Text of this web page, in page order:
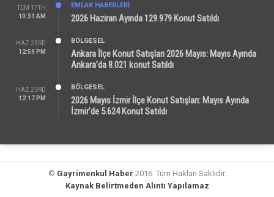
TEM 17TH
10:31 AM
EMLAK HABERLERI
2026 Haziran Ayında 129.979 Konut Satıldı
HAZ 23RD
12:59 PM
BÖLGESEL
Ankara İlçe Konut Satışları 2026 Mayıs: Mayıs Ayında
Ankara’da 8.021 konut Satıldı
HAZ 23RD
12:17 PM
BÖLGESEL
2026 Mayıs İzmir İlçe Konut Satışları: Mayıs Ayında
İzmir’de 5.624 Konut Satıldı
© Gayrimenkul Haber 2016. Tüm Hakları Saklıdır.
Kaynak Belirtmeden Alıntı Yapılamaz